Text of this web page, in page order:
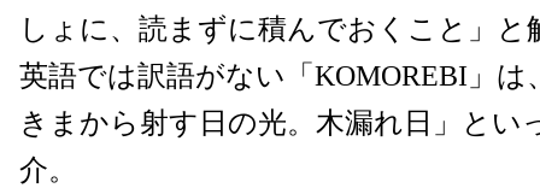
しょに、読まずに積んでおくこと」と
英語では訳語がない「KOMOREBI」は
きまから射す日の光。木漏れ日」とい
介。